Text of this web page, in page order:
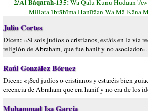
2/Al Báqarah-135:Wa Qālū Kūnū Hūdāan
Millata 'Ibrāhīma Ĥanīfāan Wa Mā Kāna
Julio Cortes
Dicen: «Si sois judíos o cristianos, estáis en la vía
religión de Abraham, que fue hanif y no asociador».
Raúl González Bórnez
Dicen: «¡Sed judíos o cristianos y estaréis bien
creencia de Abraham que era hanif y no era de los
Muhammad Isa García